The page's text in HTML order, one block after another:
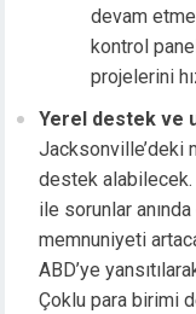
devam
kontrol
projelerini
Yerel destek ve
Jacksonville’deki
destek
ile sorunlar
memnuniyeti
ABD’ye
Çoklu para birimi